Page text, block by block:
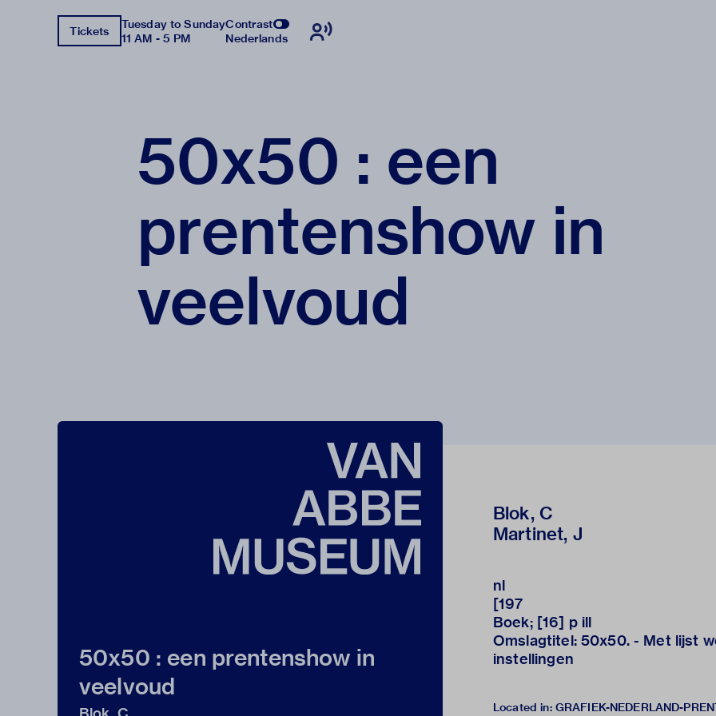
Tickets
Tuesday to Sunday
11 AM - 5 PM
Contrast
Nederlands
50x50 : een
prentenshow in
veelvoud
50x50 : een prentenshow in
veelvoud
Blok, C
Martinet, J
nl
[197
Boek; [16] p ill
Omslagtitel: 50x50. - Met lijst
instellingen
Located in: GRAFIEK-NEDERLAND-